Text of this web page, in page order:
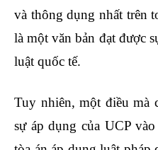
và thông dụng nhất trên
là một văn bản đạt được
luật quốc tế.
Tuy nhiên, một điều mà
sự áp dụng của UCP